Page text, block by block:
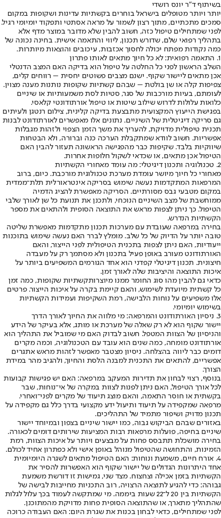
בשיתוף ד"ר יונס רושדי
יותר ויותר מטופלים בישראל בוחרים בקשתיות עדינות ושקופות במקום
סמכים מתכתיים, מתוך רצון לשמור על מראה אסתטי ותפקוד יומיומי רגיל.
לפני שמתחילים טיפול כזה, חשוב להבין שלא מדובר במוצר מדף אלא
בתהליך רפואי שלם, שדורש תכנון, ליווי והתאמה אישית. בחינה נכונה של
כמה נקודות מפתח יכולה לחסוך אכזבות, עיכובים והוצאות מיותרות.
1. התאמה רפואית: לא כל חיוך מתאים לאותו פתרון
השלב הראשון לפני כל החלטה על טיפול הוא בדיקה האם המצב הדנטלי
אכן מתאים ליישור שקוף. ישנם מצבים פשוטים יחסית – רווחים קלים,
צפיפות קלה או שן בולטת – שבהם קשתיות שקופות נותנות מענה מצוין.
לעומתם, בעיות מורכבות של סגר, סטיות לסת משמעותיות או שיניים
כלואות עלולות לדרוש שילוב שיטות או טיפול אורתודונטי קלאסי.
בפגישת הייעוץ המקצועית מתבצעת בדיקה קלינית, צילום רנטגן ולעיתים
גם סריקה דיגיטלית של השיניים. נתונים אלו מאפשרים לאורתודונט לבנות
תכנית טיפולית מדויקת, להעריך את משך הזמן הצפוי ולזהות מגבלות
אפשריות. חשוב לוודא שמתקבלת הערכה כנה וברורה, ולא הבטחות
שיווקיות בלבד. שקיפות כבר מהפגישה הראשונה תעזור להבין האם
הטיפול אכן מתאים, או שכדאי לשקול חלופות אחרות.
2. טכנולוגיה ותכנון דיגיטלי: מה עומד מאחורי הקשתיות
מאחורי כל חיוך מיושר עומדת מערכת טכנולוגית מורכבת. כיום, ברוב
המרפאות המתקדמות נעשה שימוש בסריקה אינטראורלית תלת־ממדית
במקום מטבעי גבס מסורתיים. הסריקה מאפשרת להציג הדמיה
ממוחשבת של מצב השיניים הנוכחי, ולתכנן את תנועת כל שן לאורך שלבי
הטיפול. כך ניתן לצפות מראש את התוצאה הסופית ולהתאים את מספר
הקשתיות הנדרש.
בחירה במרפאה שעובדת עם מערכות תכנון מתקדמות מאפשרת שליטה
טובה יותר על הדיוק של כל שלב. מומלץ לברר האם נעשה שימוש בתוכנות
ייעודיות, האם ניתן לצפות בתכנית הטיפולית לפני הייצור, והאם
האורתודונט מעורב באופן פעיל בתכנון ולא מסתמך רק על מעבדה
חיצונית. תכנון דיגיטלי קפדני הוא אחד הגורמים המשפיעים ביותר על
איכות התוצאה והיציבות שלה לאורך זמן.
כדאי גם להבין מהו סוג החומר ממנו מיוצרותקשתיות שקופות, כמה זמן
כל קשתית מיועדת לשימוש, והאם קיימת בקרה על איכות הייצור. פרטים
אלו משפיעים על נוחות הלבישה, רמת השקיפות ועמידות הקשתיות
בשימוש יומיומי.
3. ניסיון האורתודונט והמרפאה: מי מלווה את החיוך לאורך הדרך
יישור שקוף הוא לא רק שאלה של מערכת או מותג, אלא בעיקר של הידע
והניסיון של הצוות המטפל. חשוב לבדוק האם מי שמוביל את התהליך הוא
אורתודונט מומחה, כמה שנים הוא עובד עם הטכנולוגיה, וכמה מקרים
דומים כבר ליווה בהצלחה. ניסיון מצטבר מאפשר לזהות מראש אתגרים
אפשריים, להתאים את התכנית למבנה הלסת והחיוך, ולהגיב מהר במידת
הצורך.
בנוסף, רצוי לבחון את תדירות המעקב במרפאה: האם יש פגישות קבועות
לכל אורך הטיפול, האם ניתן לפנות לצוות במקרה של אי־נוחות, שבר
בקשתית או חוסר התאמה, והאם מוצג תיעוד של מקרים לפני־ואחרי.
מרפאה שמקפידה על תיעוד ותיעול ידע מקצועי בדרך כלל גם מקפידה על
תכנון מדויק ושיפור מתמיד של התהליכים.
באזורים שבהם הביקוש גבוה, כמו יישור שיניים בצפון ובמיוחד יישור
שיניים בחיפה, פועלות מרפאות רבות המציעות שירותים דומים לכאורה.
בחירה מושכלת תתבסס פחות על מבצעים ויותר על איכות הצוות, רמת
הזמינות, והתחושה שהטיפול מנוהל באופן אישי ולא כפתרון אחיד לכולם.
4. אורח חיים, משמעת ונוחות: האם הטיפול מתאים לשגרה היומיומית
אחד היתרונות הגדולים של יישור שקוף הוא האפשרות להסיר את
הקשתיות בזמן אכילה וצחצוח. מצד שני, גמישות זו דורשת משמעת
גבוהה: כדי להגיע לתוצאה הרצויה, רוב התכניות מחייבות לבישה של
הקשתיות בין 20 ל־22 שעות ביממה. מי שמתקשה לעמוד בכך עלול לגלות
שהתהליך מתארך, או שהתוצאה הסופית פחות מדויקת מהמתוכנן.
לפני שמתחילים, כדאי לבחון בכנות את שגרת היום: האם העבודה כרוכה